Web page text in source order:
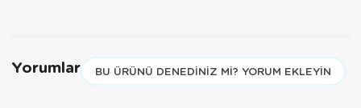
Yorumlar BU ÜRÜNÜ DENEDINIZ MI? YORUM EKLEYIN